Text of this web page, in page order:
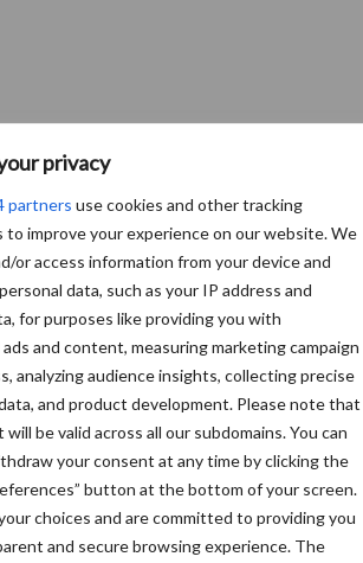
privacy
partners use cookies and other tracking
to improve your experience on our website. We
or access information from your device and
data, such as your IP address and
for purposes like providing you with
and content, measuring marketing campaign
analyzing audience insights, collecting precise
and product development. Please note that
be valid across all our subdomains. You can
your consent at any time by clicking the
button at the bottom of your screen.
choices and are committed to providing you
and secure browsing experience. The
veerkrachtiger maken. We
van toekomstgerichte keuzes,”
om krachtige ondernemers. Daar
deelnemers intensief met elkaar
op een andere fase van de